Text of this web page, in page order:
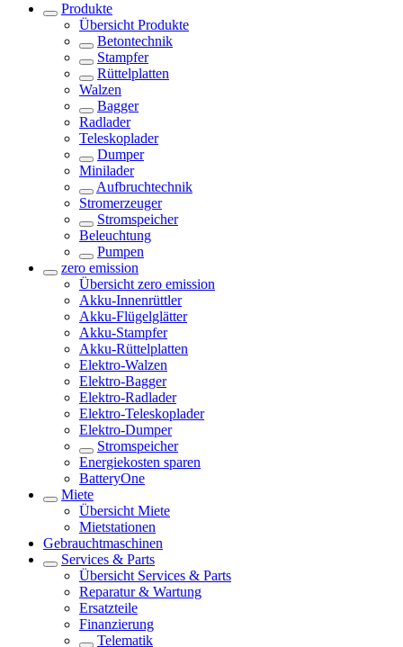
Produkte
Übersicht Produkte
Betontechnik
Stampfer
Rüttelplatten
Walzen
Bagger
Radlader
Teleskoplader
Dumper
Minilader
Aufbruchtechnik
Stromerzeuger
Stromspeicher
Beleuchtung
Pumpen
zero emission
Übersicht zero emission
Akku-Innenrüttler
Akku-Flügelglätter
Akku-Stampfer
Akku-Rüttelplatten
Elektro-Walzen
Elektro-Bagger
Elektro-Radlader
Elektro-Teleskoplader
Elektro-Dumper
Stromspeicher
Energiekosten sparen
BatteryOne
Miete
Übersicht Miete
Mietstationen
Gebrauchtmaschinen
Services & Parts
Übersicht Services & Parts
Reparatur & Wartung
Ersatzteile
Finanzierung
Telematik